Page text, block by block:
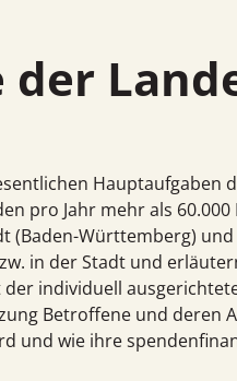
Hauptaufgaben
pro Jahr mehr als
Württemberg) und
in der Stadt und
individuell
Betroffene und deren
und wie ihre